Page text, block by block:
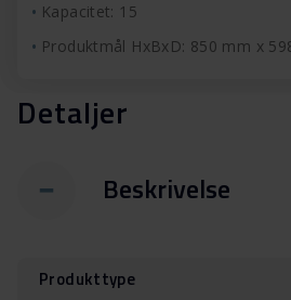
Kapacitet: 15
Produktmål HxBxD: 850 mm x
Detaljer
Beskrivelse
Produkttype